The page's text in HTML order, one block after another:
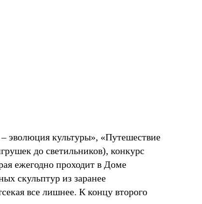
эволюция культуры», «Путешествие
до светильников), конкурс
ежегодно проходит в Доме
скульптур из заранее
все лишнее. К концу второго